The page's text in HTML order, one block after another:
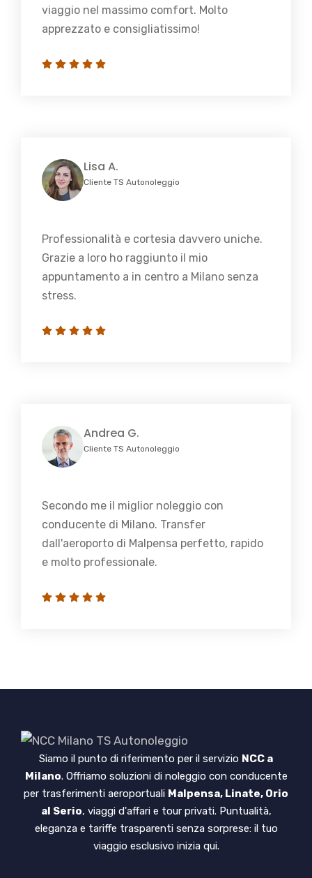
viaggio nel massimo comfort. Molto
apprezzato e consigliatissimo!
Lisa A.
Cliente TS Autonoleggio
Professionalità e cortesia davvero uniche.
Grazie a loro ho raggiunto il mio
appuntamento a in centro a Milano senza
stress.
Andrea G.
Cliente TS Autonoleggio
Secondo me il miglior noleggio con
conducente di Milano. Transfer
dall'aeroporto di Malpensa perfetto, rapido
e molto professionale.
Siamo il punto di riferimento per il servizio NCC a
Milano. Offriamo soluzioni di noleggio con conducente
per trasferimenti aeroportuali Malpensa, Linate, Orio
al Serio, viaggi d'affari e tour privati. Puntualità,
eleganza e tariffe trasparenti senza sorprese: il tuo
viaggio esclusivo inizia qui.